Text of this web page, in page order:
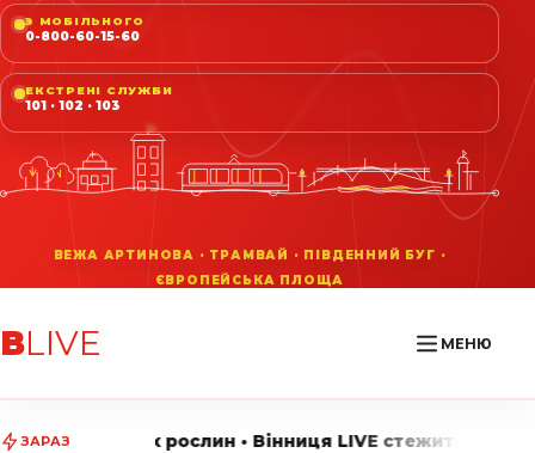
З МОБІЛЬНОГО
0-800-60-15-60
ЕКСТРЕНІ СЛУЖБИ
101 · 102 · 103
ВLIVE МЕНЮ
ЗАРАЗ• Вінниця LIVE стежить за головними подіями